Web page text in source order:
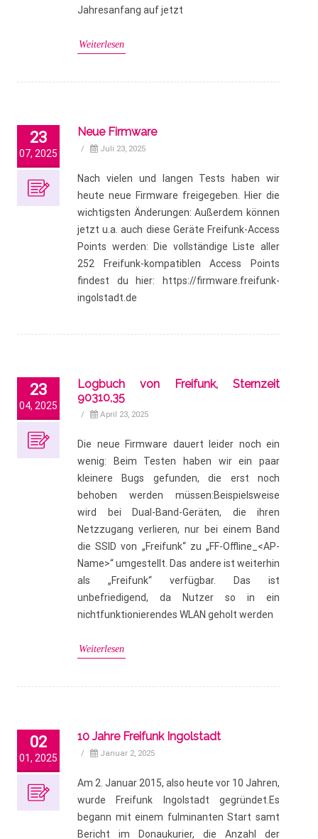
Jahresanfang auf jetzt
Weiterlesen
23
07, 2025
Neue Firmware
/ Juli 23, 2025
Nach vielen und langen Tests haben wir
heute neue Firmware freigegeben. Hier die
wichtigsten Änderungen: Außerdem können
jetzt u.a. auch diese Geräte Freifunk-Access
Points werden: Die vollständige Liste aller
252 Freifunk-kompatiblen Access Points
findest du hier: https://firmware.freifunk-
ingolstadt.de
23
04, 2025
Logbuch von Freifunk, Sternzeit
90310,35
/ April 23, 2025
Die neue Firmware dauert leider noch ein
wenig: Beim Testen haben wir ein paar
kleinere Bugs gefunden, die erst noch
behoben werden müssen:Beispielsweise
wird bei Dual-Band-Geräten, die ihren
Netzzugang verlieren, nur bei einem Band
die SSID von „Freifunk“ zu „FF-Offline_<AP-
Name>“ umgestellt. Das andere ist weiterhin
als „Freifunk“ verfügbar. Das ist
unbefriedigend, da Nutzer so in ein
nichtfunktionierendes WLAN geholt werden
Weiterlesen
02
01, 2025
10 Jahre Freifunk Ingolstadt
/ Januar 2, 2025
Am 2. Januar 2015, also heute vor 10 Jahren,
wurde Freifunk Ingolstadt gegründet.Es
begann mit einem fulminanten Start samt
Bericht im Donaukurier, die Anzahl der